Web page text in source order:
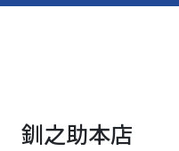
釧之助本店